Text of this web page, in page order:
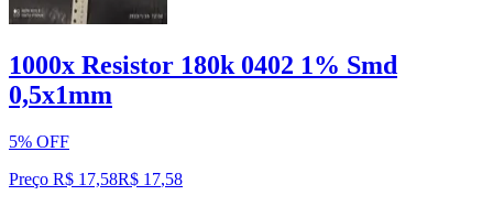
1000x Resistor 180k 0402 1% Smd
0,5x1mm
5% OFF
Preço R$ 17,58R$ 17,58